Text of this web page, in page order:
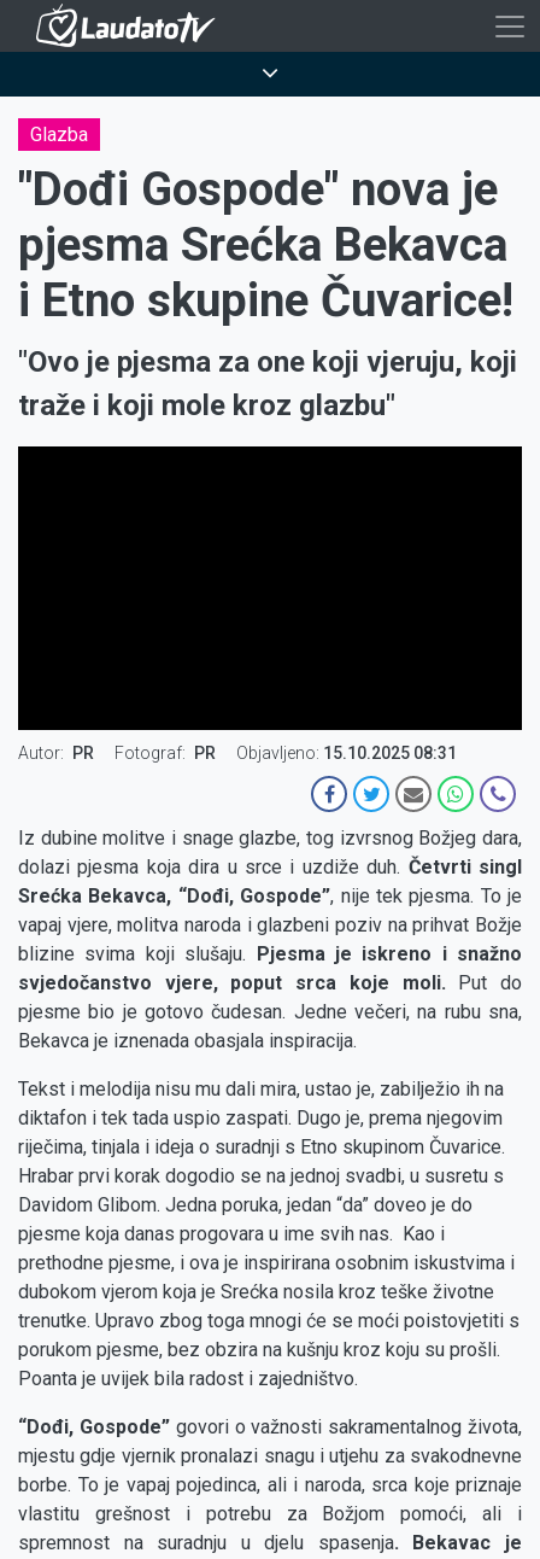
Skoči
sadržaj
Glazba
"Dođi Gospode" nova je
pjesma Srećka Bekavca
i Etno skupine Čuvarice!
"Ovo je pjesma za one koji vjeruju, koji
traže i koji mole kroz glazbu"
Autor PR Fotograf PR Objavljeno: 15.10.2025 08:31
Iz dubine molitve i snage glazbe, tog izvrsnog Božjeg dara,
dolazi pjesma koja dira u srce i uzdiže duh. Četvrti singl
Srećka Bekavca, “Dođi, Gospode”, nije tek pjesma. To je
vapaj vjere, molitva naroda i glazbeni poziv na prihvat Božje
blizine svima koji slušaju. Pjesma je iskreno i snažno
svjedočanstvo vjere, poput srca koje moli. Put do
pjesme bio je gotovo čudesan. Jedne večeri, na rubu sna,
Bekavca je iznenada obasjala inspiracija.
Tekst i melodija nisu mu dali mira, ustao je, zabilježio ih na
diktafon i tek tada uspio zaspati. Dugo je, prema njegovim
riječima, tinjala i ideja o suradnji s Etno skupinom Čuvarice.
Hrabar prvi korak dogodio se na jednoj svadbi, u susretu s
Davidom Glibom. Jedna poruka, jedan “da” doveo je do
pjesme koja danas progovara u ime svih nas. Kao i
prethodne pjesme, i ova je inspirirana osobnim iskustvima i
dubokom vjerom koja je Srećka nosila kroz teške životne
trenutke. Upravo zbog toga mnogi će se moći poistovjetiti s
porukom pjesme, bez obzira na kušnju kroz koju su prošli.
Poanta je uvijek bila radost i zajedništvo.
“Dođi, Gospode”govori o važnosti sakramentalnog života,
mjestu gdje vjernik pronalazi snagu i utjehu za svakodnevne
borbe. To je vapaj pojedinca, ali i naroda, srca koje priznaje
vlastitu grešnost i potrebu za Božjom pomoći, ali i
spremnost na suradnju u djelu spasenja. Bekavac je